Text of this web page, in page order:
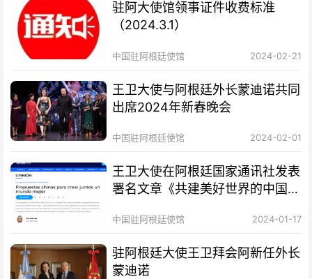
驻阿大使馆领事证件收费标准
（2024.3.1）
中国驻阿根廷使馆 2024-02-21
王卫大使与阿根廷外长蒙迪诺共同
出席2024年新春晚会
中国驻阿根廷使馆 2024-02-01
王卫大使在阿根廷国家通讯社发表
署名文章《共建美好世界的中国方
中国驻阿根廷使馆 2024-01-17
驻阿根廷大使王卫拜会阿新任外长
蒙迪诺